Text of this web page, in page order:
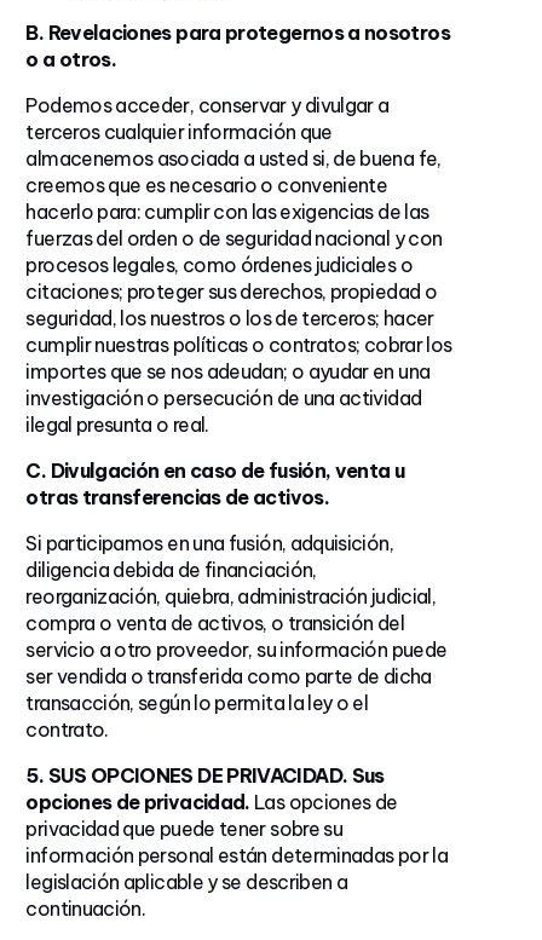
B. Revelaciones para protegernos a nosotros
o a otros.
Podemos acceder, conservar y divulgar a
terceros cualquier información que
almacenemos asociada a usted si, de buena fe,
creemos que es necesario o conveniente
hacerlo para: cumplir con las exigencias de las
fuerzas del orden o de seguridad nacional y con
procesos legales, como órdenes judiciales o
citaciones; proteger sus derechos, propiedad o
seguridad, los nuestros o los de terceros; hacer
cumplir nuestras políticas o contratos; cobrar los
importes que se nos adeudan; o ayudar en una
investigación o persecución de una actividad
ilegal presunta o real.
C. Divulgación en caso de fusión, venta u
otras transferencias de activos.
Si participamos en una fusión, adquisición,
diligencia debida de financiación,
reorganización, quiebra, administración judicial,
compra o venta de activos, o transición del
servicio a otro proveedor, su información puede
ser vendida o transferida como parte de dicha
transacción, según lo permita la ley o el
contrato.
5. SUS OPCIONES DE PRIVACIDAD. Sus
opciones de privacidad. Las opciones de
privacidad que puede tener sobre su
información personal están determinadas por la
legislación aplicable y se describen a
continuación.